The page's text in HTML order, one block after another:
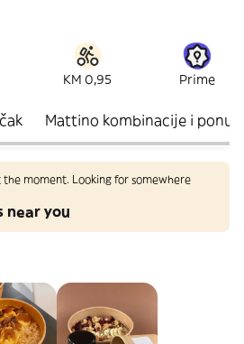
KM 0,95 Prime
Mattino kombinacije i
the moment. Looking for somewhere
near you